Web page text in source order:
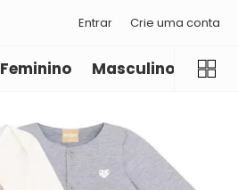
Entrar Crie uma conta
Feminino Masculino